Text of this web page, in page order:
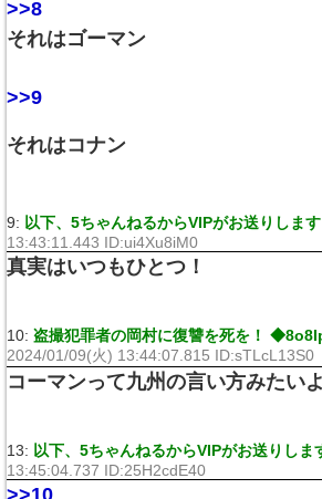
>>8
それはゴーマン
>>9
それはコナン
9: 以下、5ちゃんねるからVIPがお送りします
13:43:11.443 ID:ui4Xu8iM0
真実はいつもひとつ！
10: 盗撮犯罪者の岡村に復讐を死を！
2024/01/09(火) 13:44:07.815 ID:sTLcL13S0
コーマンって九州の言い方みたい
13: 以下、5ちゃんねるからVIPがお送りしま
13:45:04.737 ID:25H2cdE40
>>10